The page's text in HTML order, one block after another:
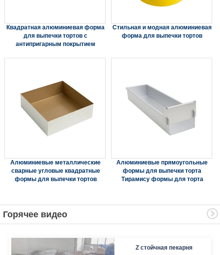
Квадратная алюминиевая форма
для выпечки тортов с
антипригарным покрытием
Стильная и модная алюминиевая
форма для выпечки тортов
Алюминиевые металлические
сварные угловые квадратные
формы для выпечки тортов
Алюминиевые прямоугольные
формы для выпечки торта
Тирамису формы для торта
Горячее видео
Z стойчная пекарня